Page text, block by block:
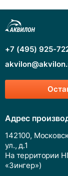
+7 (495) 925-
Адрес
142100,
ул., д.1
На территории
«Зингер»)